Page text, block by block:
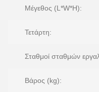
Μέγεθος (L*W*H):
Τετάρτη:
Σταθμοί σταθμών
Βάρος (kg):